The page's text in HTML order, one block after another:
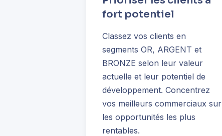
fort potentiel
Classez vos clients en
segments OR, ARGENT et
BRONZE selon leur valeur
actuelle et leur potentiel de
développement. Concentrez
vos meilleurs commerciaux sur
les opportunités les plus
rentables.